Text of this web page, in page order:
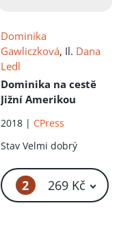
Dominika
Gawliczková, Il. Dana
Ledl
Dominika na cestě
Jižní Amerikou
2018 | CPress
Stav Velmi dobrý
2 269 Kč